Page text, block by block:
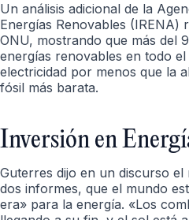
Un análisis adicional de la
Energías Renovables (IRENA)
ONU, mostrando que más del
energías renovables en todo
electricidad por menos que la
fósil más barata.
Inversión en
Guterres dijo en un discurso
dos informes, que el mundo
era» para la energía. «Los